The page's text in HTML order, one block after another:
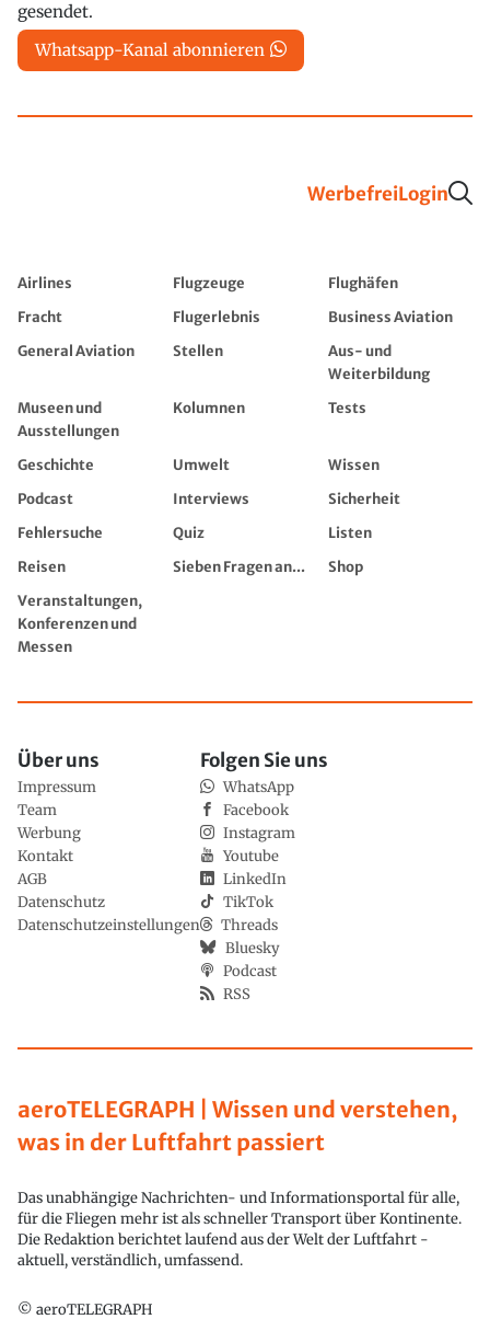
gesendet.
Whatsapp-Kanal abonnieren
WerbefreiLogin
Airlines Flugzeuge
Flughäfen
Fracht
Flugerlebnis
Business Aviation
General Aviation
Stellen
Aus- und
Weiterbildung
Museen und
Ausstellungen
Kolumnen Tests
Geschichte Umwelt
Wissen
Podcast
Interviews
Sicherheit
Fehlersuche
Quiz
Listen
Reisen
Sieben Fragen an...
Shop
Veranstaltungen,
Konferenzen und
Messen
aeroTELEGRAPH | Wissen und verstehen,
was in der Luftfahrt passiert
Das unabhängige Nachrichten- und Informationsportal für alle,
für die Fliegen mehr ist als schneller Transport über Kontinente.
Die Redaktion berichtet laufend aus der Welt der Luftfahrt -
aktuell, verständlich, umfassend.
© aeroTELEGRAPH
Über uns
Impressum
Team
Werbung
Kontakt
AGB
Datenschutz
Datenschutzeinstellungen
Folgen Sie uns
WhatsApp
Facebook
Instagram
Youtube
LinkedIn
TikTok
Threads
Bluesky
Podcast
RSS